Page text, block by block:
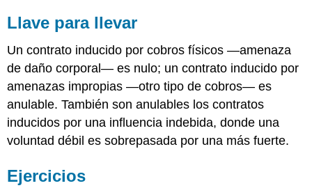
Llave para llevar
Un contrato inducido por cobros físicos —amenaza
de daño corporal— es nulo; un contrato inducido por
amenazas impropias —otro tipo de cobros— es
anulable. También son anulables los contratos
inducidos por una influencia indebida, donde una
voluntad débil es sobrepasada por una más fuerte.
Ejercicios